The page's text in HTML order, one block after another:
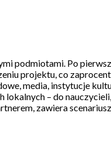
podmiotami. Po
projektu, co
media, instytucje
lokalnych – do
zawiera